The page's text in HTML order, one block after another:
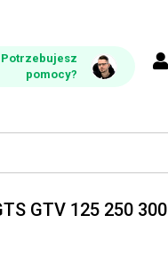
Potrzebujesz
pomocy?
GTV 125 250 300